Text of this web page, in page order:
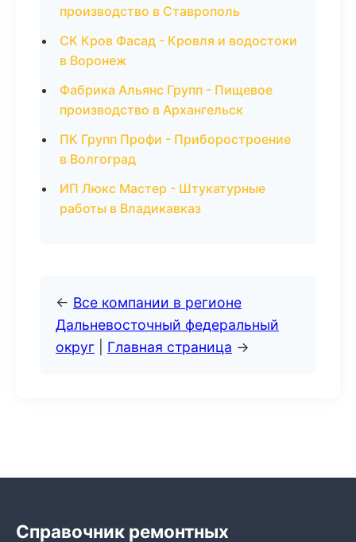
производство в Ставрополь
СК Кров Фасад - Кровля и водостоки
в Воронеж
Фабрика Альянс Групп - Пищевое
производство в Архангельск
ПК Групп Профи - Приборостроение
в Волгоград
ИП Люкс Мастер - Штукатурные
работы в Владикавказ
← Все компании в регионе
Дальневосточный федеральный
округ
Главная страница →
Справочник ремонтных